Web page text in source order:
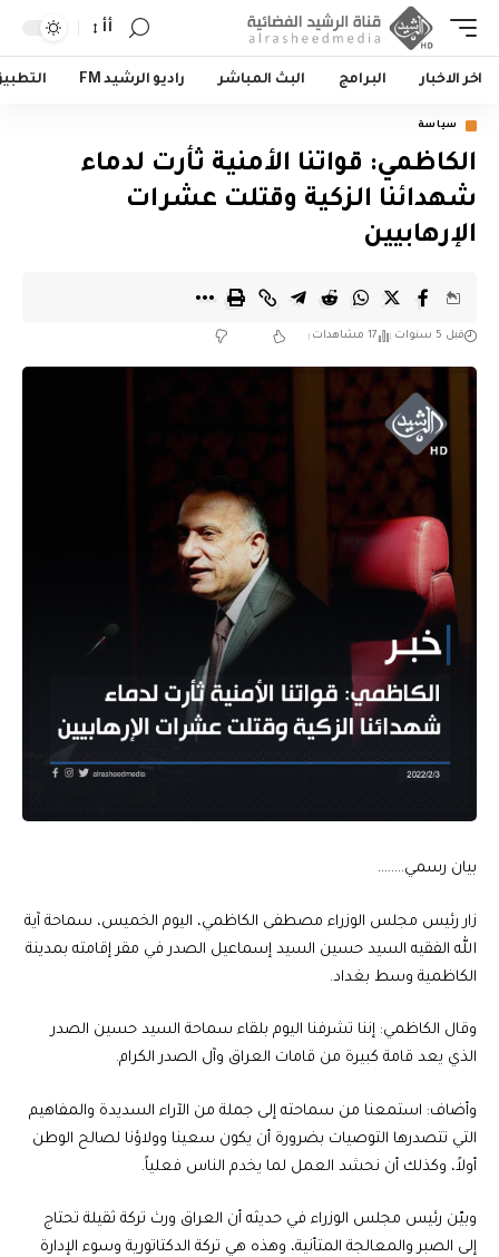
أأ
اخر الاخبار البرامج البث المباشر راديو الرشيد FM
سياسة
الكاظمي: قواتنا الأمنية ثأرت لدماء
شهدائنا الزكية وقتلت عشرات
الإرهابيين
قبل 5 سنوات 17 مشاهدات
بيان رسمي……..
زار رئيس مجلس الوزراء مصطفى الكاظمي، اليوم الخميس، سماحة آية
الله الفقيه السيد حسين السيد إسماعيل الصدر في مقر إقامته بمدينة
الكاظمية وسط بغداد.
وقال الكاظمي: إننا تشرفنا اليوم بلقاء سماحة السيد حسين الصدر
الذي يعد قامة كبيرة من قامات العراق وآل الصدر الكرام.
وأضاف: استمعنا من سماحته إلى جملة من الآراء السديدة والمفاهيم
التي تتصدرها التوصيات بضرورة أن يكون سعينا وولاؤنا لصالح الوطن
أولاً، وكذلك أن نحشد العمل لما يخدم الناس فعلياً.
وبيّن رئيس مجلس الوزراء في حديثه أن العراق ورث تركة ثقيلة تحتاج
إلى الصبر والمعالجة المتأنية، وهذه هي تركة الدكتاتورية وسوء الإدارة